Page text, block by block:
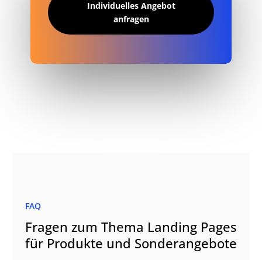
Individuelles Angebot
anfragen
FAQ
Fragen zum Thema Landing Pages
für Produkte und Sonderangebote